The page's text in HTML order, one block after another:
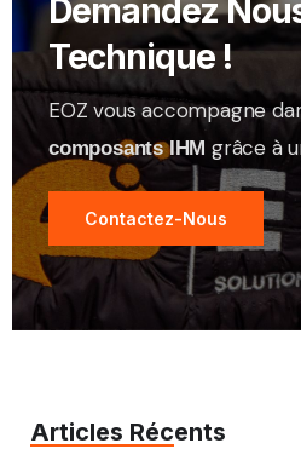
Demandez
Technique !
EOZ vous accompagne
composants IHM grâce à
Contactez-Nous
Articles Récents